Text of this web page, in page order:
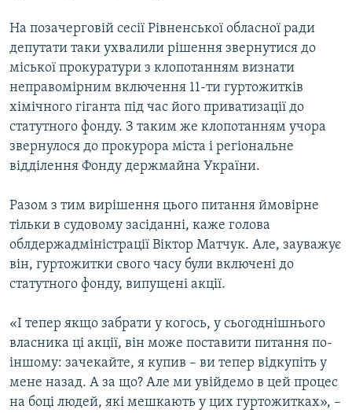
На позачерговій сесії Рівненської обласної ради
депутати таки ухвалили рішення звернутися до
міської прокуратури з клопотанням визнати
неправомірним включення 11-ти гуртожитків
хімічного гіганта під час його приватизації до
статутного фонду. З таким же клопотанням учора
звернулося до прокурора міста і регіональне
відділення Фонду держмайна України.
Разом з тим вирішення цього питання ймовірне
тільки в судовому засіданні, каже голова
облдержадміністрації Віктор Матчук. Але, зауважує
він, гуртожитки свого часу були включені до
статутного фонду, випущені акції.
«І тепер якщо забрати у когось, у сьогоднішнього
власника ці акції, він може поставити питання по-
іншому: зачекайте, я купив – ви тепер відкупіть у
мене назад. А за що? Але ми увійдемо в цей процес
на боці людей, які мешкають у цих гуртожитках», –